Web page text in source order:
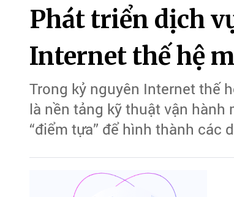
Phát triển dịch
Internet thế hệ
Trong kỷ nguyên Internet thế
là nền tảng kỹ thuật vận
“điểm tựa” để hình thành các